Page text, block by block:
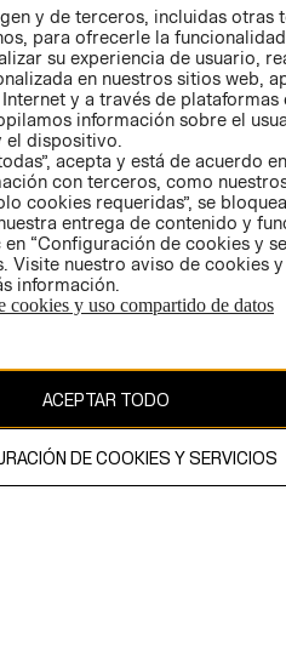
AVISO DE
PRIVACIDAD
GIFT CARD
AVISO DE
COOKIES
está protegido por copyright y es
AB.
y de terceros, incluidas otras
para ofrecerle la
su experiencia de usuario,
en nuestros sitios web,
y a través de plataformas
información sobre el
el dispositivo.
acepta y está de acuerdo
con terceros, como
cookies requeridas”, se
entrega de contenido y
“Configuración de cookies y
Visite nuestro aviso de cookies
información.
cookies y uso compartido de datos
ACEPTAR TODO
DE COOKIES Y SERVICIOS